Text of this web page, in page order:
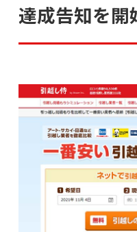
達成告知を開